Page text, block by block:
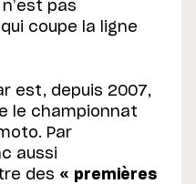
pas
coupe la ligne
est, depuis 2007,
le championnat
Par
aussi
des « premières